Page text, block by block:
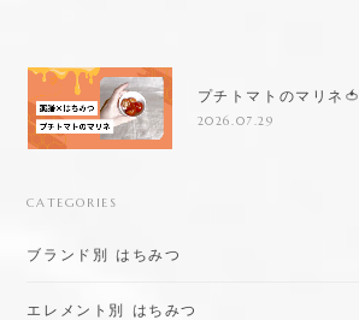
プチトマトのマリネ🍅
2026.07.29
CATEGORIES
ブランド別 はちみつ
エレメント別 はちみつ